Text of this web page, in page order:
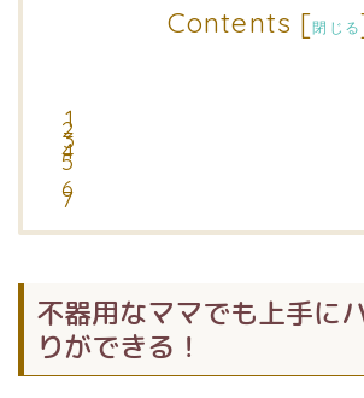
Contents [閉じる
不器用なママでも上手に
りができる！